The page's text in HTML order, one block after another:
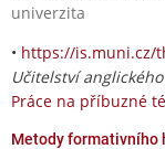
univerzita
• https://is.muni.cz/
Učitelství
Práce na příbuzné
Metody formativního